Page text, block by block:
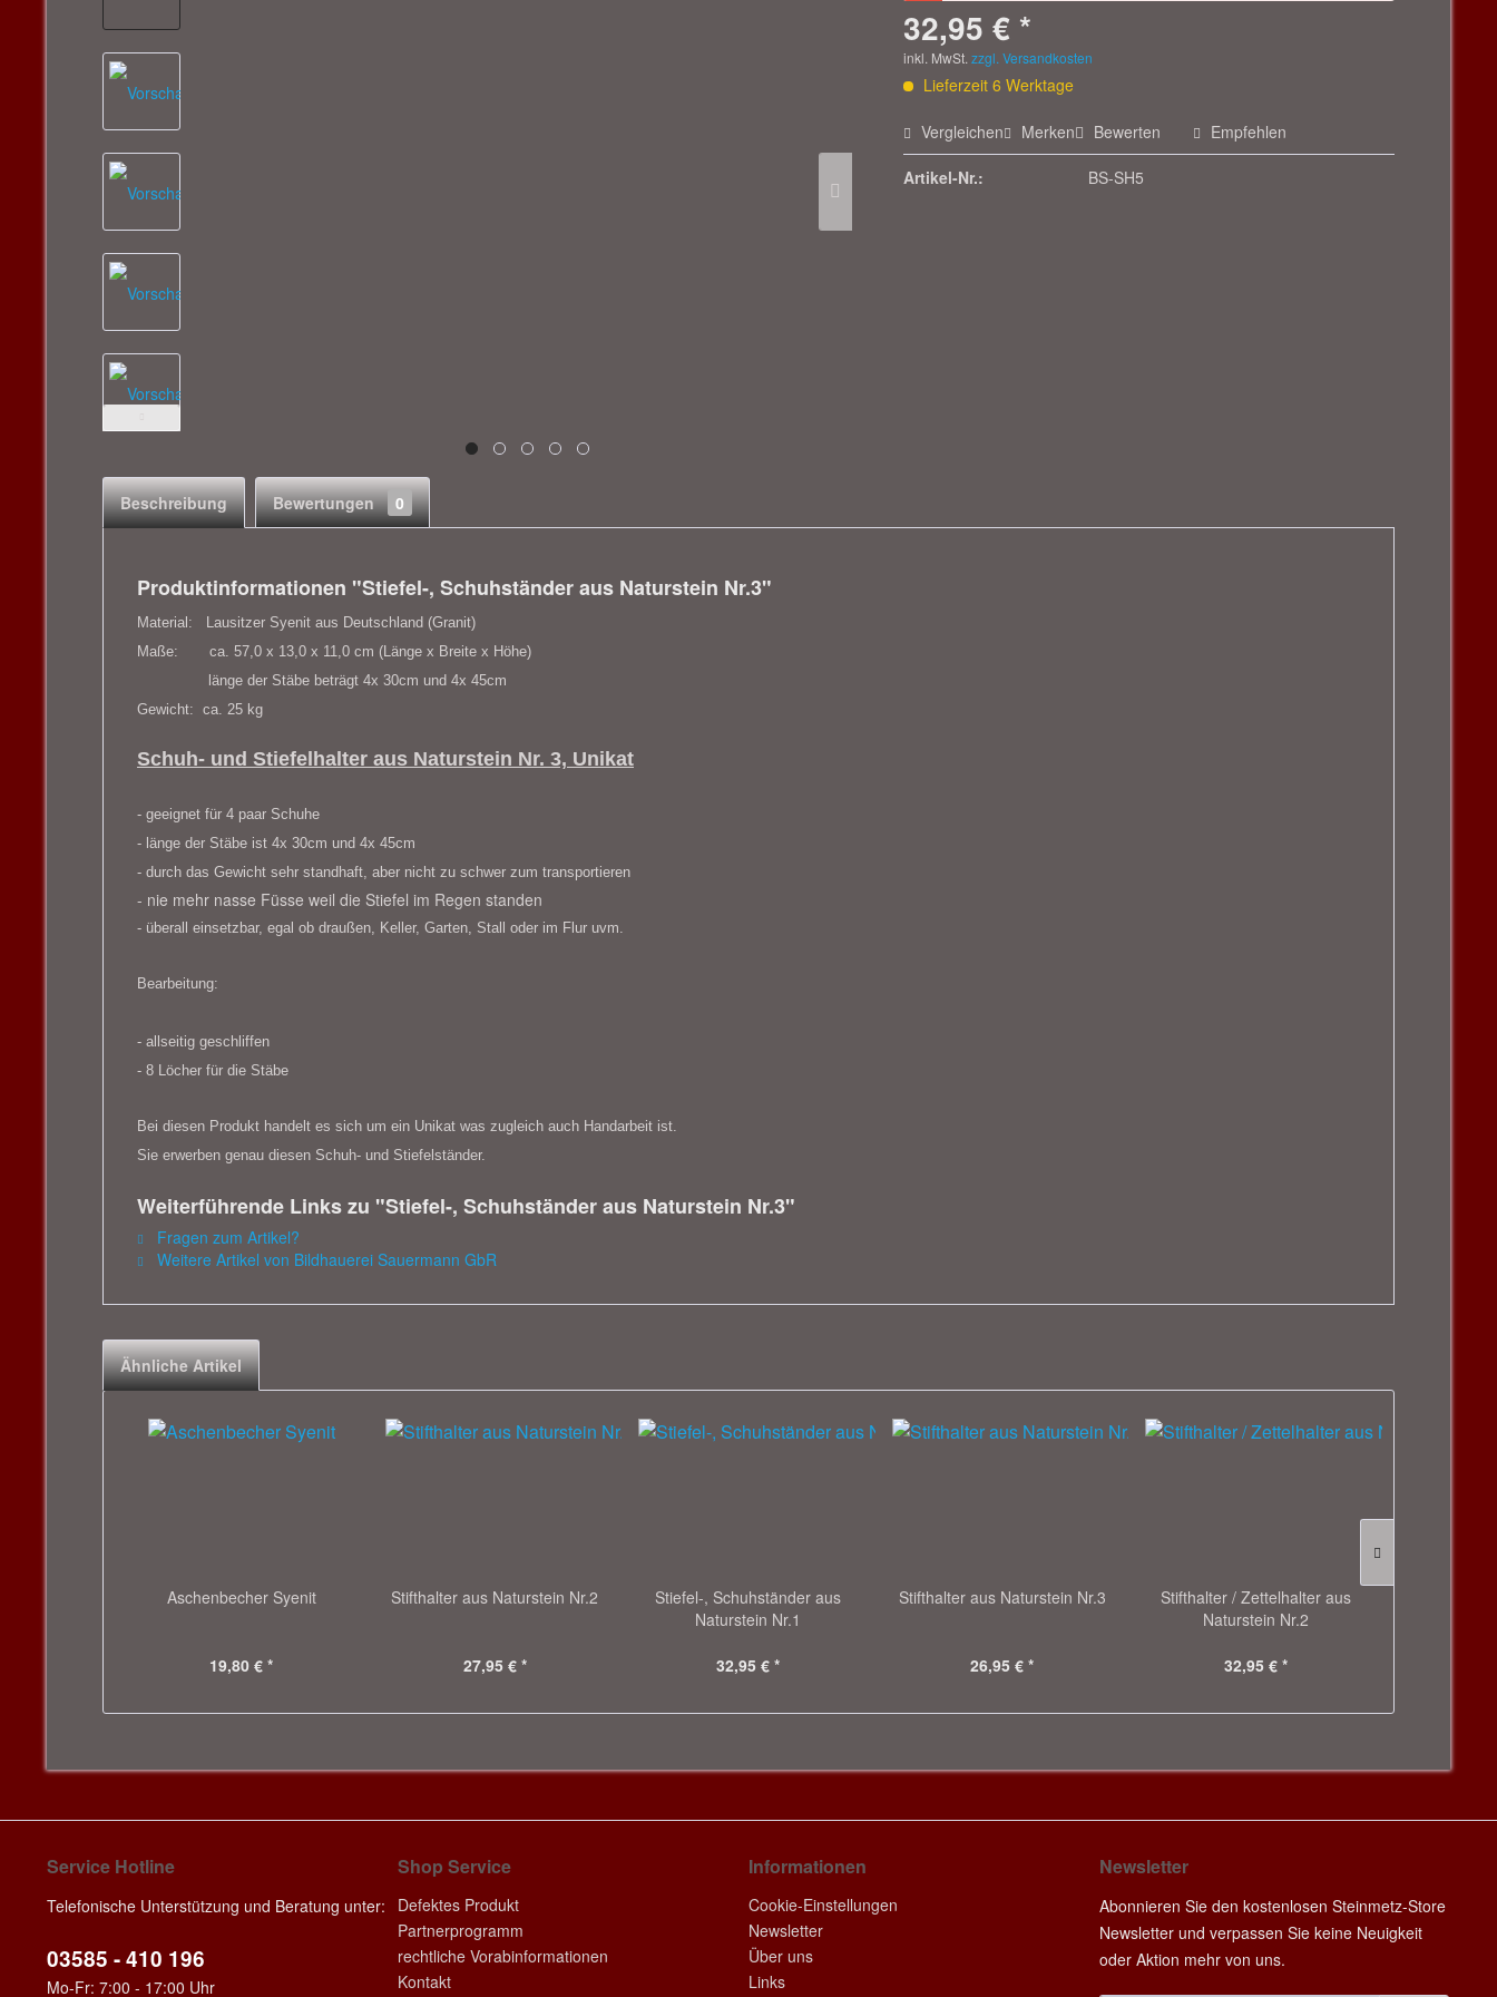
32,95 € *
inkl. MwSt.zzgl. Versandkosten
Lieferzeit 6 Werktage
Vergleichen Merken Bewerten Empfehlen
Artikel-Nr.: BS-SH5
Beschreibung Bewertungen 0
Produktinformationen "Stiefel-, Schuhständer aus Naturstein Nr.3"
Material:
Lausitzer Syenit aus Deutschland (Granit)
Maße: ca. 57,0 x 13,0 x 11,0 cm (Länge x Breite x Höhe)
länge der Stäbe beträgt 4x 30cm und 4x 45cm
Gewicht: ca. 25 kg
Schuh- und Stiefelhalter aus Naturstein Nr. 3, Unikat
- geeignet für 4 paar Schuhe
- länge der Stäbe ist 4x 30cm und 4x 45cm
- durch das Gewicht sehr standhaft, aber nicht zu schwer zum transportieren
- nie mehr nasse Füsse weil die Stiefel im Regen standen
- überall einsetzbar, egal ob draußen, Keller, Garten, Stall oder im Flur uvm.
Bearbeitung:
- allseitig geschliffen
- 8 Löcher für die Stäbe
Bei diesen Produkt handelt es sich um ein Unikat was zugleich auch Handarbeit ist.
Sie erwerben genau diesen Schuh- und Stiefelständer.
Weiterführende Links zu "Stiefel-, Schuhständer aus Naturstein Nr.3"
Fragen zum Artikel?
Weitere Artikel von Bildhauerei Sauermann GbR
Ähnliche Artikel
Aschenbecher Syenit
19,80 € *
Stifthalter aus Naturstein Nr.2
27,95 € *
Stiefel-, Schuhständer aus
Naturstein Nr.1
32,95 € *
Stifthalter aus Naturstein Nr.3
26,95 € *
Stifthalter / Zettelhalter aus
Naturstein Nr.2
32,95 € *
Service Hotline
Telefonische Unterstützung und Beratung unter:
03585 - 410 196
Mo-Fr: 7:00 - 17:00 Uhr
Shop Service
Defektes Produkt
Partnerprogramm
rechtliche Vorabinformationen
Kontakt
Informationen
Cookie-Einstellungen
Newsletter
Über uns
Links
Newsletter
Abonnieren Sie den kostenlosen Steinmetz-Store
Newsletter und verpassen Sie keine Neuigkeit
oder Aktion mehr von uns.